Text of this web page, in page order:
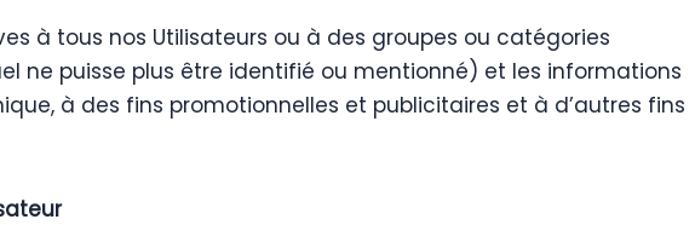
à tous nos Utilisateurs ou à des groupes ou catégories
ne puisse plus être identifié ou mentionné) et les informations
à des fins promotionnelles et publicitaires et à d’autres fins